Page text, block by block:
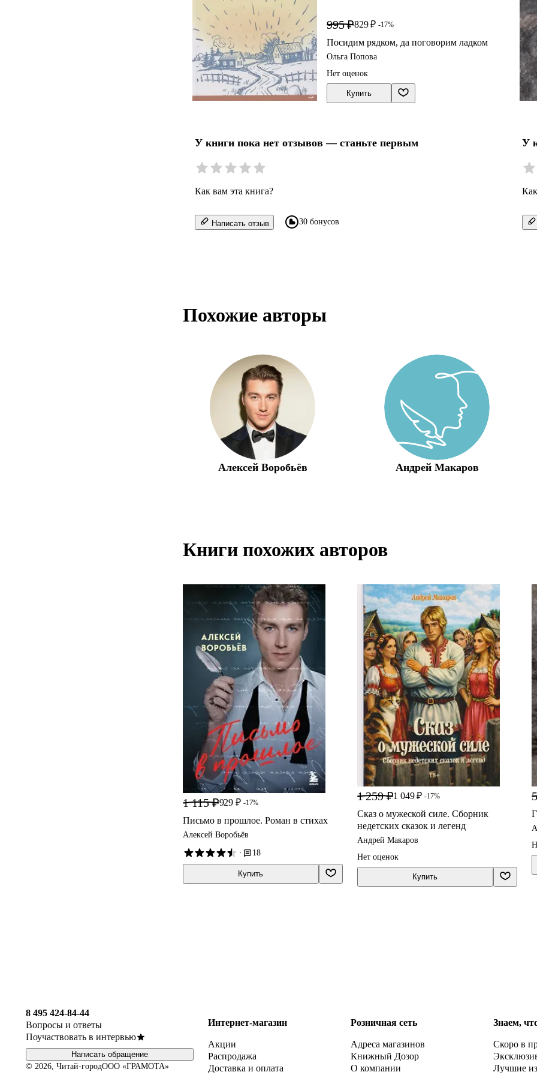
995 ₽829 ₽ -17%
Посидим рядком, да поговорим ладком
Ольга Попова
Нет оценок
Купить
У книги пока нет отзывов — станьте первым
Как вам эта книга?
Написать отзыв 30 бонусов
У
Похожие авторы
Алексей Воробьёв Андрей Макаров
Книги похожих авторов
1 115 ₽929 ₽ -17%
Письмо в прошлое. Роман в стихах
Алексей Воробьёв
·
18
Купить
1 259 ₽1 049 ₽ -17%
Сказ о мужеской силе. Сборник
недетских сказок и легенд
Андрей Макаров
Нет оценок
Купить
8 495 424-84-44
Вопросы и ответы
Поучаствовать в интервью
Написать обращение
© 2026, Читай-городООО «ГРАМОТА»
Интернет-магазин
Акции
Распродажа
Доставка и оплата
Розничная сеть
Адреса магазинов
Книжный Дозор
О компании
Знаем,
Скоро в
Лучшие